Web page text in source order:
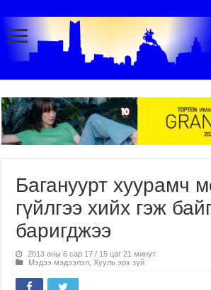
Багануурт хуурамч
гүйлгээ хийх гэж
баригджээ
2013 оны 6 сар 17 / 15 цаг 21 минут
Мэдээ мэдээлэл ,Хууль эрх зүй